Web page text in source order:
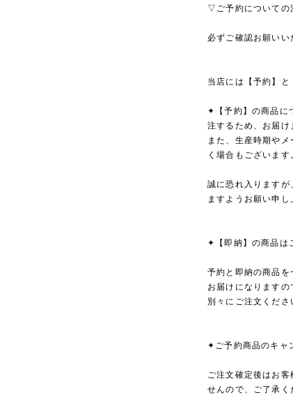
▽ご予約についての
必ずご確認お願いい
当店には【予約】
✦【予約】の商品に
注するため、お届け
また、生産時期や
く場合もございます
誠に恐れ入りますが
ますようお願い申し
✦【即納】の商品は
予約と即納の商品
お届けになりますの
別々にご注文くださ
✦ご予約商品のキャ
ご注文確定後はお
せんので、ご了承く